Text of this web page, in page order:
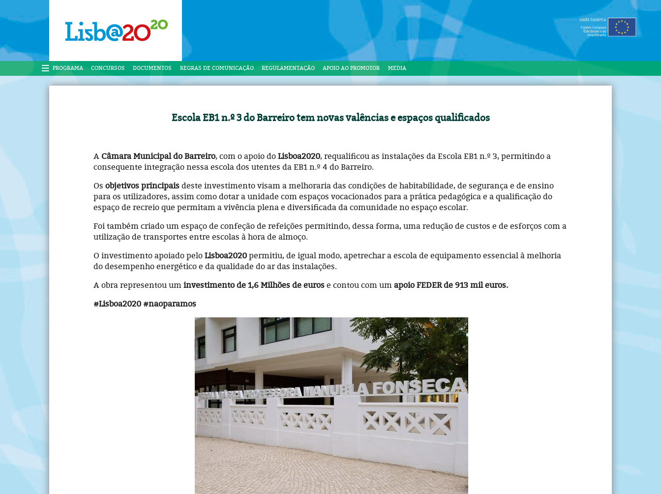
PROGRAMA CONCURSOS DOCUMENTOS REGRAS DE COMUNICAÇÃO REGULAMENTAÇÃO APOIO AO PROMOTOR MEDIA
Escola EB1 n.º 3 do Barreiro tem novas valências e espaços qualificados
A Câmara Municipal do Barreiro, com o apoio doLisboa2020, requalificou as instalações da Escola EB1 n.º 3, permitindo a
consequente integração nessa escola dos utentes da EB1 n.º 4 do Barreiro.
Os objetivos principaisdeste investimento visam a melhoraria das condições de habitabilidade, de segurança e de ensino
para os utilizadores, assim como dotar a unidade com espaços vocacionados para a prática pedagógica e a qualificação do
espaço de recreio que permitam a vivência plena e diversificada da comunidade no espaço escolar.
Foi também criado um espaço de confeção de refeições permitindo, dessa forma, uma redução de custos e de esforços com a
utilização de transportes entre escolas à hora de almoço.
O investimento apoiado peloLisboa2020permitiu, de igual modo, apetrechar a escola de equipamento essencial à melhoria
do desempenho energético e da qualidade do ar das instalações.
A obra representou uminvestimento de 1,6 Milhões de eurose contou com umapoio FEDER de 913 mil euros.
#Lisboa2020 #naoparamos